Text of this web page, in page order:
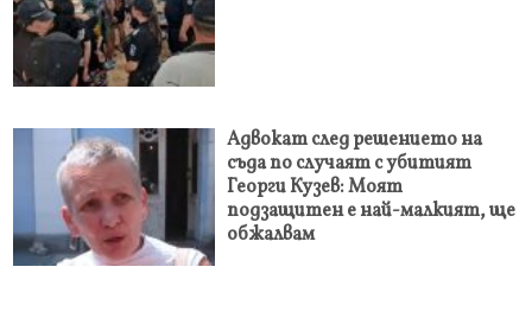
Адвокат след решението на
съда по случаят с убитият
Георги Кузев: Моят
подзащитен е най-малкият, ще
обжалвам